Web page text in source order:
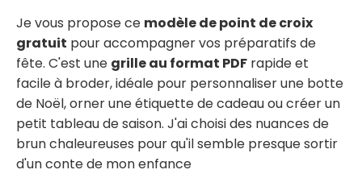
Je vous propose ce modèle de point de croix
gratuit pour accompagner vos préparatifs de
fête. C'est une grille au format PDF rapide et
facile à broder, idéale pour personnaliser une botte
de Noël, orner une étiquette de cadeau ou créer un
petit tableau de saison. J'ai choisi des nuances de
brun chaleureuses pour qu'il semble presque sortir
d'un conte de mon enfance